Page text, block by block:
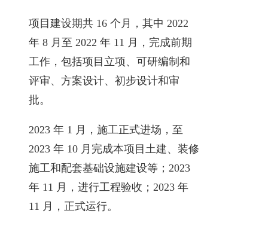
项目建设期共 16 个月，其中 2022
年 8 月至 2022 年 11 月，完成前期
工作，包括项目立项、可研编制和
评审、方案设计、初步设计和审
批。
2023 年 1 月，施工正式进场，至
2023 年 10 月完成本项目土建、装修
施工和配套基础设施建设等；2023
年 11 月，进行工程验收；2023 年
11 月，正式运行。